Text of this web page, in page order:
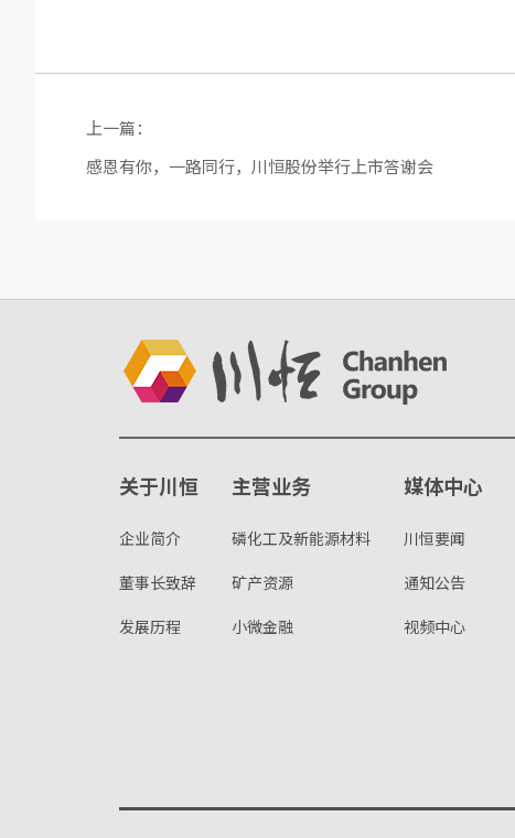
上一篇：
感恩有你，一路同行，川恒股份举行上市答谢会
关于川恒
企业简介
董事长致辞
发展历程
主营业务
磷化工及新能源材料
矿产资源
小微金融
媒体中心
川恒要闻
通知公告
视频中心